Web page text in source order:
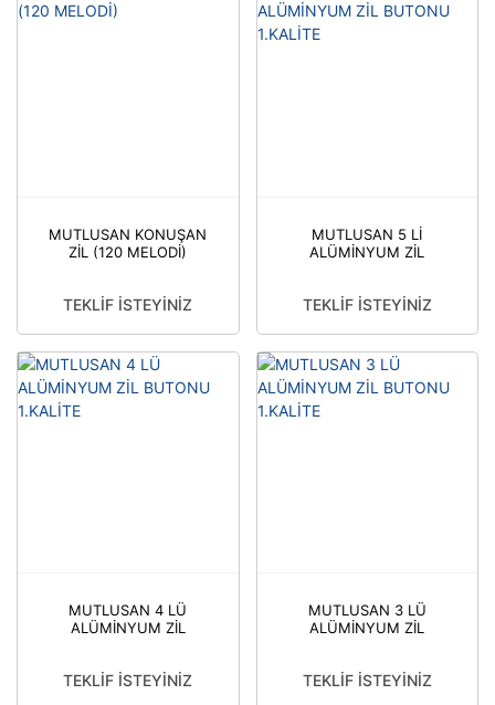
MUTLUSAN KONUŞAN
ZİL (120 MELODİ)
TEKLİF İSTEYİNİZ
MUTLUSAN 5 Lİ
ALÜMİNYUM ZİL
TEKLİF İSTEYİNİZ
MUTLUSAN 4 LÜ
ALÜMİNYUM ZİL
TEKLİF İSTEYİNİZ
MUTLUSAN 3 LÜ
ALÜMİNYUM ZİL
TEKLİF İSTEYİNİZ